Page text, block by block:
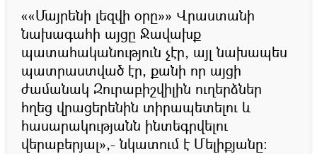
««Մայրենի լեզվի օրը»» Վրաստանի
նախագահի այցը Ջավախք
պատահականություն չէր, այլ նախապես
պատրաստված էր, քանի որ այցի
ժամանակ Զուրաբիշվիլին ուղերձներ
հղեց վրացերենին տիրապետելու և
հասարակությանն ինտեգրվելու
վերաբերյալ»,- նկատում է Մելիքյանը։